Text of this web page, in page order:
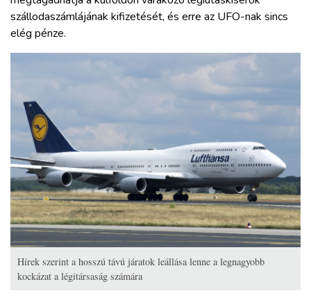
szállodaszámlájának kifizetését, és erre az UFO-nak sincs
elég pénze.
Hírek szerint a hosszú távú járatok leállása lenne a legnagyobb
kockázat a légitársaság számára